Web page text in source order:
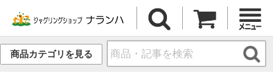
商品カテゴリを見る